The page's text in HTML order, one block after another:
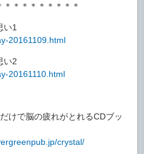
＊＊＊＊＊＊＊＊
1
20161109.html
い2
20161110.html
けで脳の疲れがとれるCDブッ
crystal/